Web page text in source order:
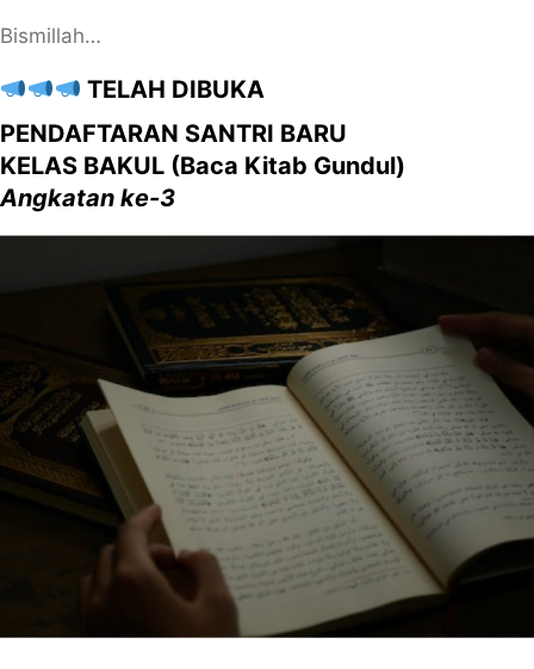
Bismillah…
TELAH DIBUKA
PENDAFTARAN SANTRI BARU
KELAS BAKUL (Baca Kitab Gundul)
Angkatan ke-3